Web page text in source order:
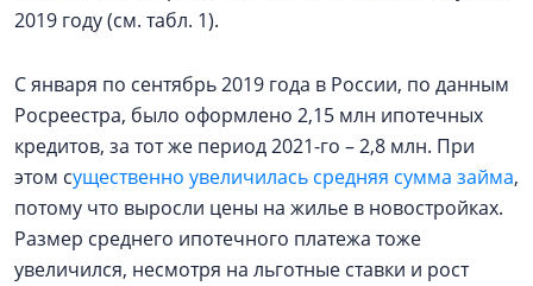
2019 году (см. табл. 1).
С января по сентябрь 2019 года в России, по данным
Росреестра, было оформлено 2,15 млн ипотечных
кредитов, за тот же период 2021-го – 2,8 млн. При
этом существенно увеличилась средняя сумма займа,
потому что выросли цены на жилье в новостройках.
Размер среднего ипотечного платежа тоже
увеличился, несмотря на льготные ставки и рост